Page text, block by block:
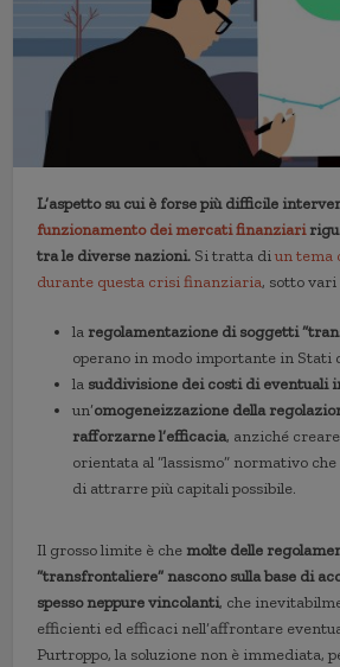
L’aspetto su cui è forse più difficile
funzionamento dei mercati finanziari
tra le diverse nazioni. Si tratta diun tema
durante questa crisi finanziaria, sotto vari
la regolamentazione di soggetti
operano in modo importante in Stati
la suddivisione dei costi di eventuali
un’omogeneizzazione della
rafforzarne l’efficacia, anziché
orientata al “lassismo” normativo
di attrarre più capitali possibile.
Il grosso limite è che molte delle
“transfrontaliere” nascono sulla base di
spesso neppure vincolanti, che
efficienti ed efficaci nell’affrontare
Purtroppo, la soluzione non è immediata,